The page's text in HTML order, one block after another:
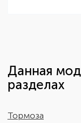
Данная
разделах
Тормоза